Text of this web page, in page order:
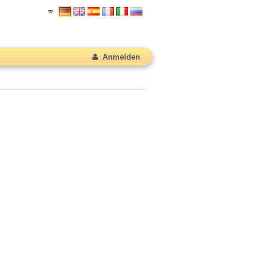
Anmelden